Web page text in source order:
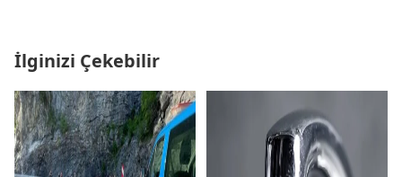
İlginizi Çekebilir